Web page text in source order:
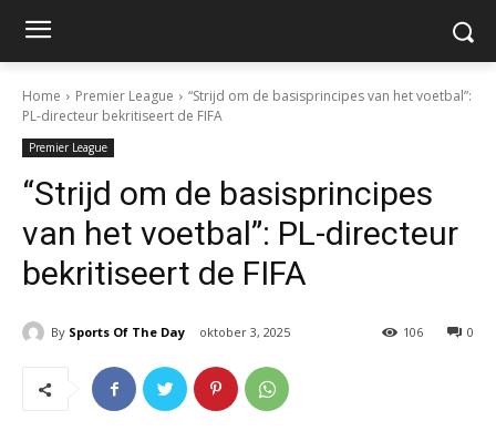
Home Premier League
“Strijd om de basisprincipes van het voetbal”:
PL-directeur bekritiseert de FIFA
Premier League
“Strijd om de basisprincipes
van het voetbal”: PL-directeur
bekritiseert de FIFA
By Sports Of The Day oktober 3, 2025 0
106